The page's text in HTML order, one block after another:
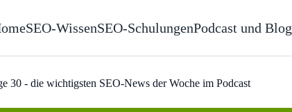
SEO-WissenSEO-SchulungenPodcast und Blog
30 - die wichtigsten SEO-News der Woche im Podcast